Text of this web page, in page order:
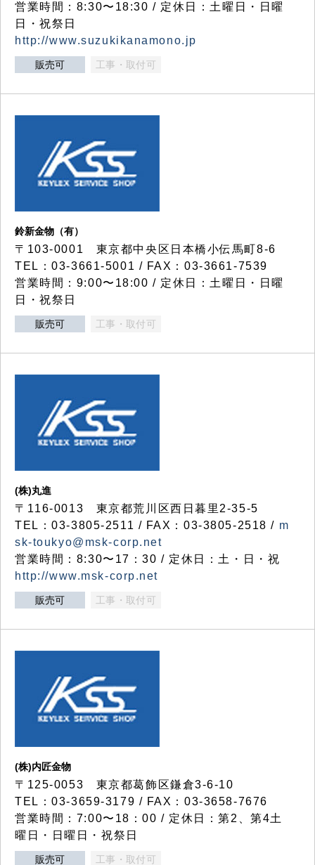
営業時間：8:30〜18:30 / 定休日：土曜日・日曜
日・祝祭日
http://www.suzukikanamono.jp
販売可 工事・取付可
鈴新金物（有）
〒103-0001 東京都中央区日本橋小伝馬町8-6
TEL：03-3661-5001 / FAX：03-3661-7539
営業時間：9:00〜18:00 / 定休日：土曜日・日曜
日・祝祭日
販売可 工事・取付可
(株)丸進
〒116-0013 東京都荒川区西日暮里2-35-5
TEL：03-3805-2511 / FAX：03-3805-2518 / m
sk-toukyo@msk-corp.net
営業時間：8:30〜17：30 / 定休日：土・日・祝
http://www.msk-corp.net
販売可 工事・取付可
(株)内匠金物
〒125-0053 東京都葛飾区鎌倉3-6-10
TEL：03-3659-3179 / FAX：03-3658-7676
営業時間：7:00〜18：00 / 定休日：第2、第4土
曜日・日曜日・祝祭日
販売可 工事・取付可